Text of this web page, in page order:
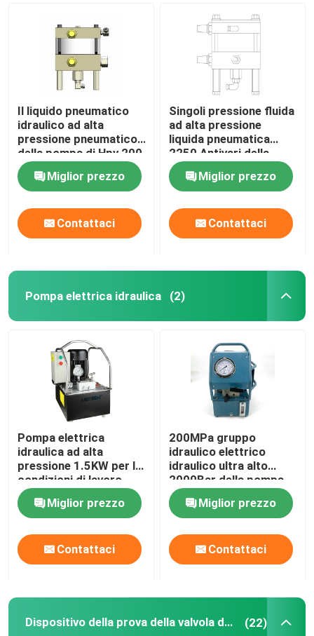
Casa.
Prodotti
Video
Su di noi
Visita alla fabbrica
Controllo della qualità
Notizie
Chiedi un preventivo
Pompa pneumatica idraulica
Il liquido pneumatico
idraulico ad alta
pressione pneumatico
della pompa di Hpv 200
pompa 1974 Antivari
Miglior prezzo
Contattaci
Singoli pressione fluida
ad alta pressione
liquida pneumatica
2250 Antivari della
pompa di Hpv 150
Miglior prezzo
Contattaci
Pompa elettrica idraulica (2)
Pompa elettrica
idraulica ad alta
pressione 1.5KW per le
condizioni di lavoro
idrauliche
Miglior prezzo
Contattaci
200MPa gruppo
idraulico elettrico
idraulico ultra alto
2000Bar della pompa
DC220V
Miglior prezzo
Contattaci
Dispositivo della prova della valvola del combustibile (22)